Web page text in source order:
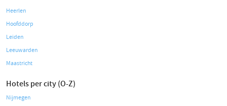
Heerlen
Hoofddorp
Leiden
Leeuwarden
Maastricht
Hotels per city (O-Z)
Nijmegen